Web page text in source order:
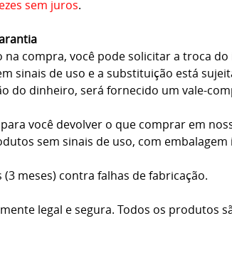
sem juros.
na compra, você pode solicitar a troca
sinais de uso e a substituição está
do dinheiro, será fornecido um vale-
você devolver o que comprar em
sem sinais de uso, com embalagem
meses) contra falhas de fabricação.
legal e segura. Todos os produtos